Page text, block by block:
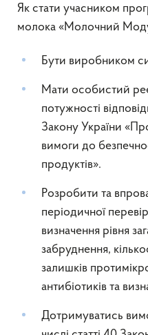
Як стати учасником
молока «Молочний
Бути виробником
Мати особистий
потужності
Закону України
вимоги до
продуктів».
Розробити та
періодичної
визначення рівня
забруднення,
залишків
антибіотиків та
Дотримуватись